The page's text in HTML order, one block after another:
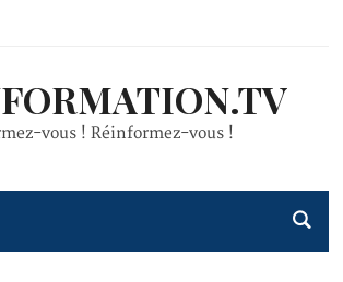
vous ! Réinformez-vous !